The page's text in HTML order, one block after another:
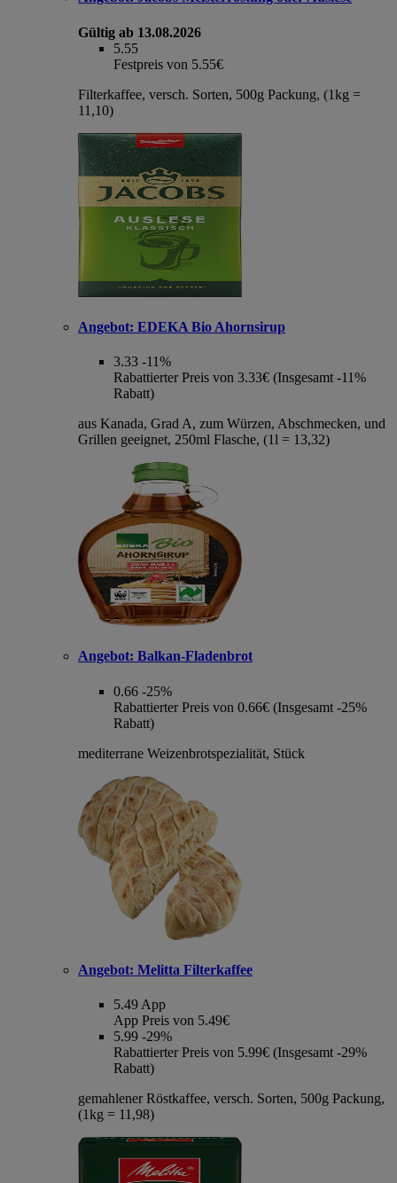
Gültig ab 13.08.2026
5.55
Festpreis von 5.55€
Filterkaffee, versch. Sorten, 500g Packung, (1kg =
11,10)
Angebot: EDEKA Bio Ahornsirup
3.33 -11%
Rabattierter Preis von 3.33€ (Insgesamt -11%
Rabatt)
aus Kanada, Grad A, zum Würzen, Abschmecken, und
Grillen geeignet, 250ml Flasche, (1l = 13,32)
Angebot: Balkan-Fladenbrot
0.66 -25%
Rabattierter Preis von 0.66€ (Insgesamt -25%
Rabatt)
mediterrane Weizenbrotspezialität, Stück
Angebot: Melitta Filterkaffee
5.49 App
App Preis von 5.49€
5.99 -29%
Rabattierter Preis von 5.99€ (Insgesamt -29%
Rabatt)
gemahlener Röstkaffee, versch. Sorten, 500g Packung,
(1kg = 11,98)